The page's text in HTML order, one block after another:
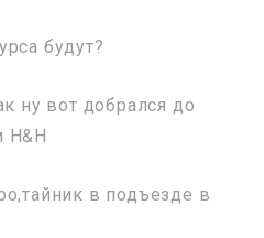
будут?
ну вот добрался до
H&H
в подъезде в